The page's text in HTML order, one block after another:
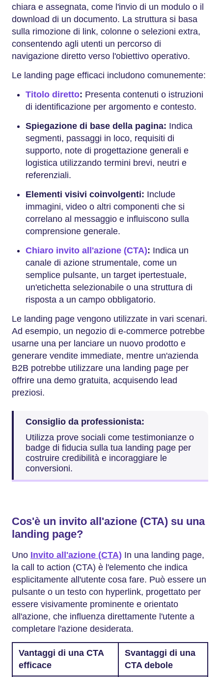
chiara e assegnata, come l'invio di un modulo o il
download di un documento. La struttura si basa
sulla rimozione di link, colonne o selezioni extra,
consentendo agli utenti un percorso di
navigazione diretto verso l'obiettivo operativo.
Le landing page efficaci includono comunemente:
Titolo diretto: Presenta contenuti o istruzioni
di identificazione per argomento e contesto.
Spiegazione di base della pagina: Indica
segmenti, passaggi in loco, requisiti di
supporto, note di progettazione generali e
logistica utilizzando termini brevi, neutri e
referenziali.
Elementi visivi coinvolgenti: Include
immagini, video o altri componenti che si
correlano al messaggio e influiscono sulla
comprensione generale.
Chiaro invito all'azione (CTA): Indica un
canale di azione strumentale, come un
semplice pulsante, un target ipertestuale,
un'etichetta selezionabile o una struttura di
risposta a un campo obbligatorio.
Le landing page vengono utilizzate in vari scenari.
Ad esempio, un negozio di e-commerce potrebbe
usarne una per lanciare un nuovo prodotto e
generare vendite immediate, mentre un'azienda
B2B potrebbe utilizzare una landing page per
offrire una demo gratuita, acquisendo lead
preziosi.
Consiglio da professionista:
Utilizza prove sociali come testimonianze o
badge di fiducia sulla tua landing page per
costruire credibilità e incoraggiare le
conversioni.
Cos'è un invito all'azione (CTA) su una
landing page?
Uno Invito all'azione (CTA) In una landing page,
la call to action (CTA) è l'elemento che indica
esplicitamente all'utente cosa fare. Può essere un
pulsante o un testo con hyperlink, progettato per
essere visivamente prominente e orientato
all'azione, che influenza direttamente l'utente a
completare l'azione desiderata.
Vantaggi di una CTA
efficace
Svantaggi di una
CTA debole